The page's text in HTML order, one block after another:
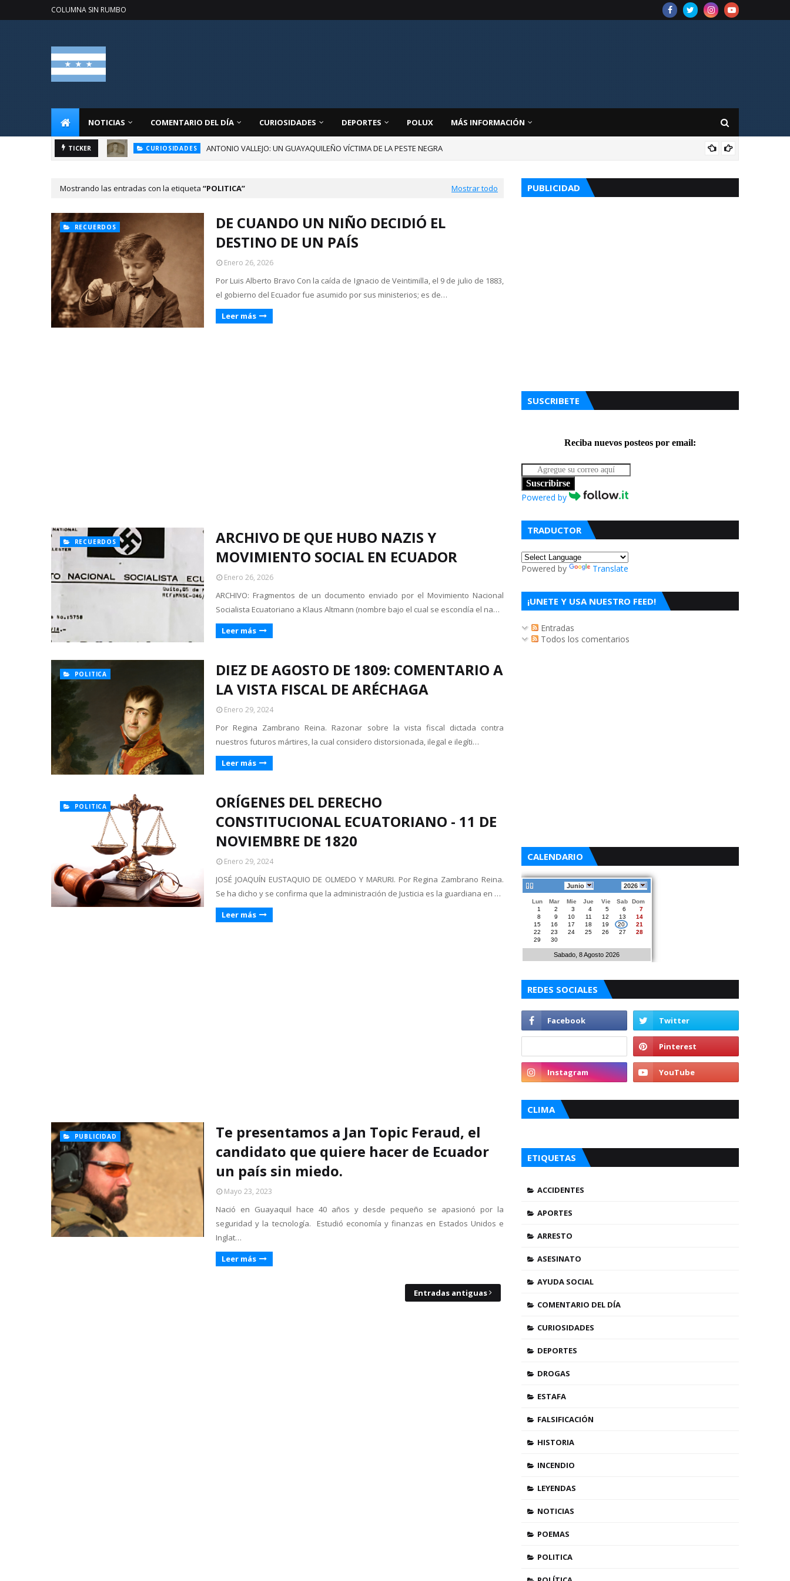
COLUMNA SIN RUMBO
NOTICIAS COMENTARIO DEL DÍA CURIOSIDADES DEPORTES POLUX MÁS INFORMACIÓN
TICKER CURIOSIDADES ANTONIO VALLEJO: UN GUAYAQUILEÑO VÍCTIMA DE LA PESTE NEGRA
Mostrando las entradas con la etiqueta POLITICA Mostrar todo
RECUERDOS
DE CUANDO UN NIÑO DECIDIÓ EL
DESTINO DE UN PAÍS
Enero 26, 2026
Por Luis Alberto Bravo Con la caída de Ignacio de Veintimilla, el 9 de julio de 1883,
el gobierno del Ecuador fue asumido por sus ministerios; es de…
Leer más
RECUERDOS
ARCHIVO DE QUE HUBO NAZIS Y
MOVIMIENTO SOCIAL EN ECUADOR
Enero 26, 2026
ARCHIVO: Fragmentos de un documento enviado por el Movimiento Nacional
Socialista Ecuatoriano a Klaus Altmann (nombre bajo el cual se escondía el na…
Leer más
POLITICA
DIEZ DE AGOSTO DE 1809: COMENTARIO A
LA VISTA FISCAL DE ARÉCHAGA
Enero 29, 2024
Por Regina Zambrano Reina. Razonar sobre la vista fiscal dictada contra
nuestros futuros mártires, la cual considero distorsionada, ilegal e ilegíti…
Leer más
POLITICA
ORÍGENES DEL DERECHO
CONSTITUCIONAL ECUATORIANO - 11 DE
NOVIEMBRE DE 1820
Enero 29, 2024
JOSÉ JOAQUÍN EUSTAQUIO DE OLMEDO Y MARURI. Por Regina Zambrano Reina.
Se ha dicho y se confirma que la administración de Justicia es la guardiana en …
Leer más
PUBLICIDAD
Te presentamos a Jan Topic Feraud, el
candidato que quiere hacer de Ecuador
un país sin miedo.
Mayo 23, 2023
Nació en Guayaquil hace 40 años y desde pequeño se apasionó por la
seguridad y la tecnología. Estudió economía y finanzas en Estados Unidos e
Inglat…
Leer más
Entradas antiguas
PUBLICIDAD
SUSCRIBETE
Reciba nuevos posteos por email:
Suscribirse
Powered by
TRADUCTOR
Powered by Translate
¡UNETE Y USA NUESTRO FEED!
Entradas
Todos los comentarios
CALENDARIO
Junio 2026
Lun Mar Mie Jue Vie Sab
Dom
1
2 3 4 5 6
7
8
9 10 11 12 13
14
15
16 17 18 19 20
21
22
23 24 25 26 27
28
29
30
Sabado, 8 Agosto 2026
REDES SOCIALES
CLIMA
ETIQUETAS
ACCIDENTES
APORTES
ARRESTO
ASESINATO
AYUDA SOCIAL
COMENTARIO DEL DÍA
CURIOSIDADES
DEPORTES
DROGAS
ESTAFA
FALSIFICACIÓN
HISTORIA
INCENDIO
LEYENDAS
NOTICIAS
POEMAS
POLITICA